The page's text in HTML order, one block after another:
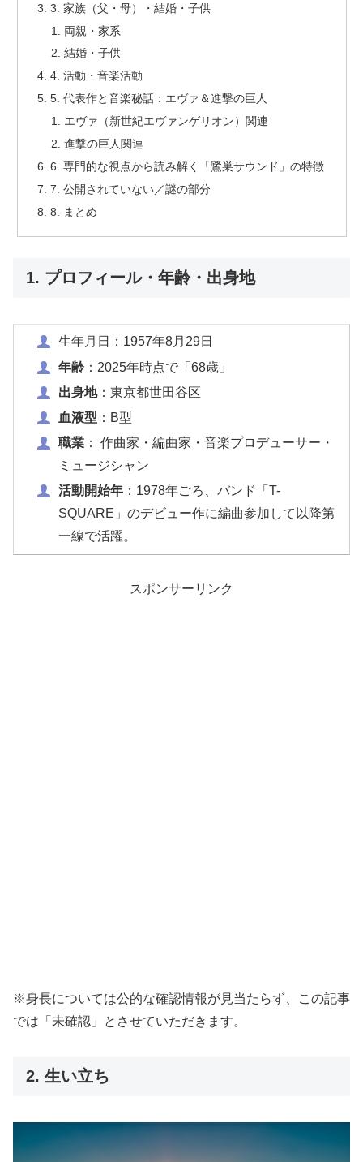
3. 家族（父・母）・結婚・子供
両親・家系
結婚・子供
4. 活動・音楽活動
5. 代表作と音楽秘話：エヴァ＆進撃の巨人
エヴァ（新世紀エヴァンゲリオン）関連
進撃の巨人関連
6. 専門的な視点から読み解く「鷺巣サウンド」の特徴
7. 公開されていない／謎の部分
8. まとめ
1. プロフィール・年齢・出身地
生年月日：1957年8月29日
年齢：2025年時点で「68歳」
出身地：東京都世田谷区
血液型 ：B型
職業： 作曲家・編曲家・音楽プロデューサー・
ミュージシャン
活動開始年：1978年ごろ、バンド「T-
SQUARE」のデビュー作に編曲参加して以降第
一線で活躍。
スポンサーリンク
※身長については公的な確認情報が見当たらず、この記事
では「未確認」とさせていただきます。
2. 生い立ち